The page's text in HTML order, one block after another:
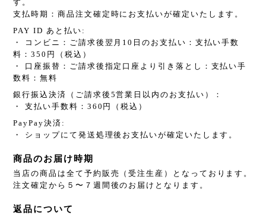
す。
支払時期：商品注文確定時にお支払いが確定いたします。
PAY ID あと払い:
・ コンビニ：ご請求後翌月10日のお支払い：支払い手数
料：350円（税込）
・ 口座振替：ご請求後指定口座より引き落とし：支払い手
数料：無料
銀行振込決済（ご請求後5営業日以内のお支払い）：
・ 支払い手数料：360円（税込）
PayPay決済:
・ ショップにて発送処理後お支払いが確定いたします。
商品のお届け時期
当店の商品は全て予約販売（受注生産）となっております。
注文確定から５〜７週間後のお届けとなります。
返品について